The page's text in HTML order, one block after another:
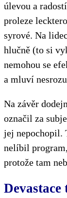
úlevou a
proleze
syrové. Na
hlučně (to si
nemohou se
a mluví
Na závěr
označil za
jej nepochopil.
nelíbil
protože tam